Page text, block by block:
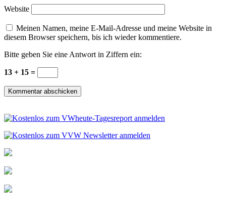
Website
Meinen Namen, meine E-Mail-Adresse und meine Website in
diesem Browser speichern, bis ich wieder kommentiere.
Bitte geben Sie eine Antwort in Ziffern ein:
13 + 15 =